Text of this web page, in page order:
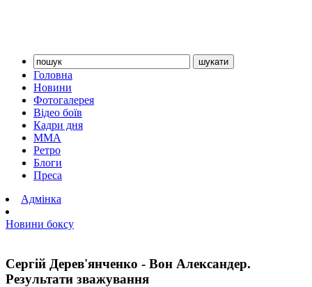
Головна
Новини
Фотогалерея
Відео боїв
Кадри дня
ММА
Ретро
Блоги
Преса
Адмінка
Новини боксу
Сергій Дерев'янченко - Вон Александер.
Результати зважування